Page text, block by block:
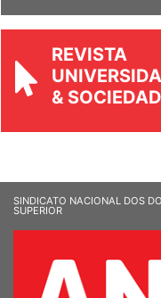
REVISTA
&
SINDICATO NACIONAL DOS
SUPERIOR